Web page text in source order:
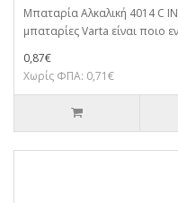
Μπαταρία Αλκαλική 4014 C
μπαταρίες Varta είναι ποιο
0,87€
Χωρίς ΦΠΑ: 0,71€